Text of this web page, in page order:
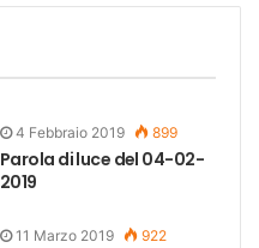
4 Febbraio 2019 899
Parola di luce del 04-02-
2019
11 Marzo 2019 922